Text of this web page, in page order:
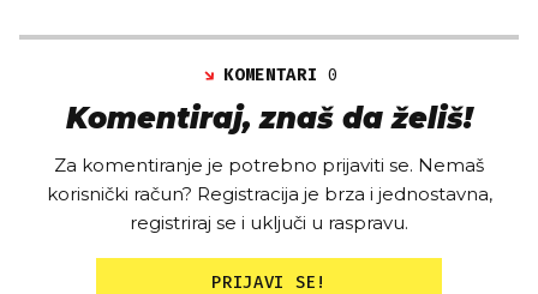
KOMENTARI0
Komentiraj, znaš da želiš!
Za komentiranje je potrebno prijaviti se. Nemaš
korisnički račun? Registracija je brza i jednostavna,
registriraj se i uključi u raspravu.
PRIJAVI SE!